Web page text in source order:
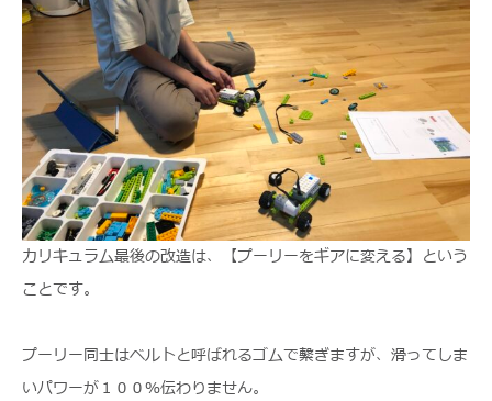
カリキュラム最後の改造は、【プーリーをギアに変える】という
ことです。
プーリー同士はベルトと呼ばれるゴムで繋ぎますが、滑ってしま
いパワーが１００％伝わりません。